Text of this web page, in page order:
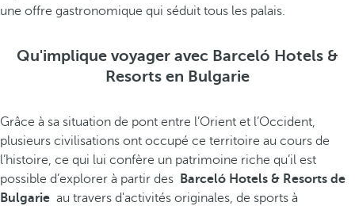
une offre gastronomique qui séduit tous les palais.
Qu'implique voyager avec Barceló Hotels &
Resorts en Bulgarie
Grâce à sa situation de pont entre l’Orient et l’Occident,
plusieurs civilisations ont occupé ce territoire au cours de
l’histoire, ce qui lui confère un patrimoine riche qu’il est
possible d’explorer à partir des
Barceló Hotels & Resorts de
Bulgarie au travers d'activités originales, de sports à